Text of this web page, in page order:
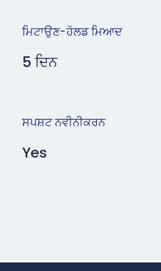
ਮਿਟਾਉਣ-ਹੋਲਡ ਮਿਆਦ
5 ਦਿਨ
ਸਪਸ਼ਟ ਨਵੀਨੀਕਰਨ
Yes